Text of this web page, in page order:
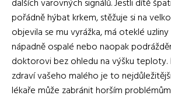
dalších varovných signálů. Jestli dítě
pořádně hýbat krkem, stěžuje si na
objevila se mu vyrážka, má oteklé
nápadně ospalé nebo naopak
doktorovi bez ohledu na výšku teploty.
zdraví vašeho malého je to
lékaře může zabránit horším